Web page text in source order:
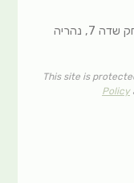
7, נהריה
This site is
Policy